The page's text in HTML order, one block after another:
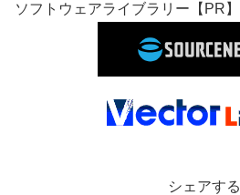
ソフトウェアライブラリー【PR】
シェアする